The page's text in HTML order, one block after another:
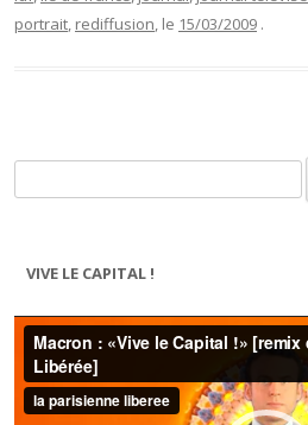
portrait, rediffusion, le 15/03/2009 .
VIVE LE CAPITAL !
Lecteur
vidéo